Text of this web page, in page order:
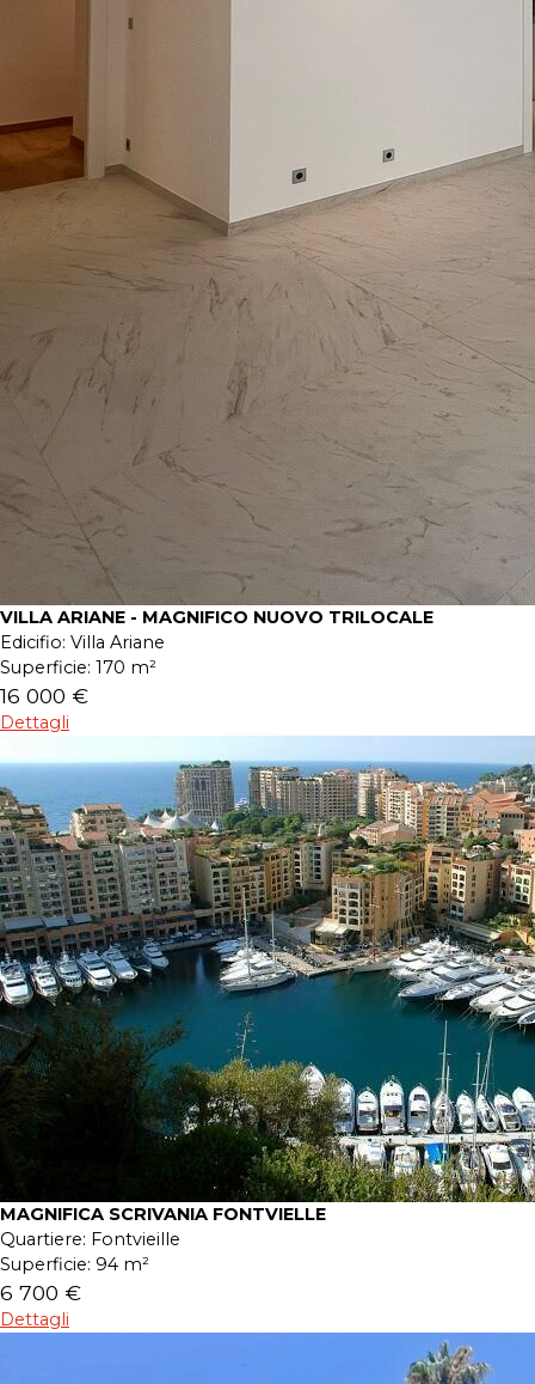
VILLA ARIANE - MAGNIFICO NUOVO TRILOCALE
Edicifio: Villa Ariane
Superficie: 170 m²
16 000 €
Dettagli
MAGNIFICA SCRIVANIA FONTVIELLE
Quartiere: Fontvieille
Superficie: 94 m²
6 700 €
Dettagli